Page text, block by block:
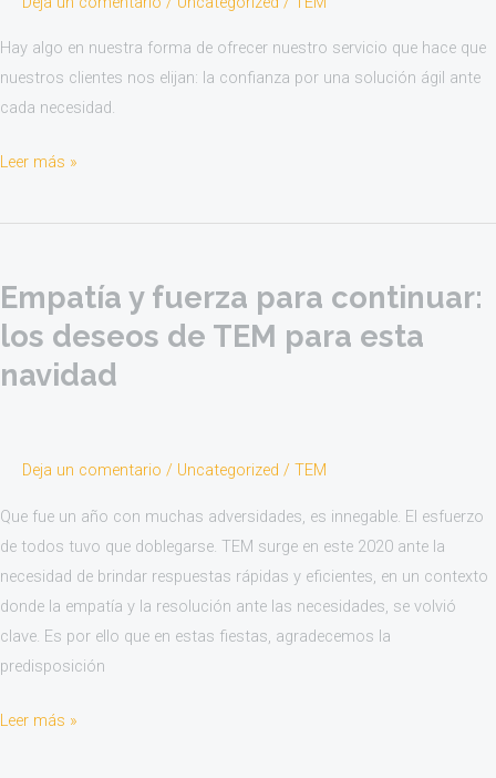
Hay algo en nuestra forma de ofrecer nuestro servicio que hace que
nuestros clientes nos elijan: la confianza por una solución ágil ante
cada necesidad.
Leer más »
Empatía y fuerza para continuar:
los deseos de TEM para esta
navidad
Deja un comentario / Uncategorized / TEM
Que fue un año con muchas adversidades, es innegable. El esfuerzo
de todos tuvo que doblegarse. TEM surge en este 2020 ante la
necesidad de brindar respuestas rápidas y eficientes, en un contexto
donde la empatía y la resolución ante las necesidades, se volvió
clave. Es por ello que en estas fiestas, agradecemos la
predisposición
fuerza
para
los
TEM
para
esta
navidad
Leer más »